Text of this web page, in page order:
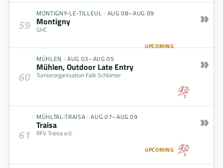
59
MONTIGNY-LE-TILLEUL · AUG 08–AUG 09
Montigny
GHC
UPCOMING
»
60
MÜHLEN · AUG 03–AUG 05
Mühlen, Outdoor Late Entry
Turnierorganisation Falk Schlömer
»
61
MÜHLTAL-TRAISA ·AUG 07–AUG 09
Traisa
RFV Traisa e.V.
UPCOMING
»